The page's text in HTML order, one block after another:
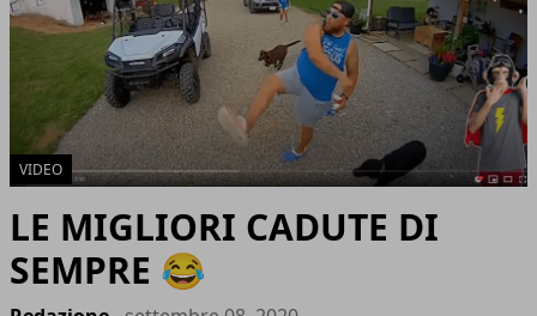
VIDEO
LE MIGLIORI CADUTE DI
SEMPRE 😂